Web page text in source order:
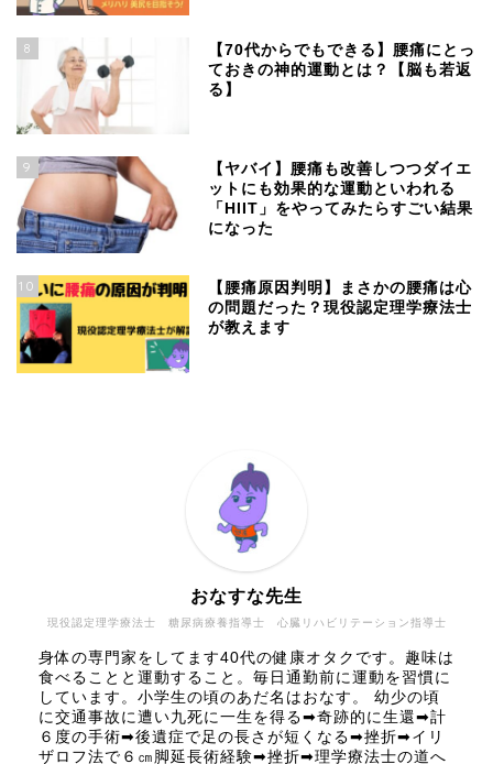
8
【70代からでもできる】腰痛にとっ
ておきの神的運動とは？【脳も若返
る】
9
【ヤバイ】腰痛も改善しつつダイエ
ットにも効果的な運動といわれる
「HIIT」をやってみたらすごい結果
になった
10
【腰痛原因判明】まさかの腰痛は心
の問題だった？現役認定理学療法士
が教えます
現役認定理学療法士 糖尿病療養指導士 心臓リハビリテーション指導士
おなすな先生
身体の専門家をしてます40代の健康オタクです。趣味は
食べることと運動すること。毎日通勤前に運動を習慣に
しています。小学生の頃のあだ名はおなす。 幼少の頃
に交通事故に遭い九死に一生を得る➡奇跡的に生還➡計
６度の手術➡後遺症で足の長さが短くなる➡挫折➡イリ
ザロフ法で６㎝脚延長術経験➡挫折➡理学療法士の道へ